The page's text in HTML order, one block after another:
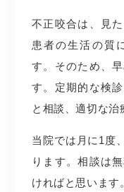
不正咬合は、見
患者の生活の質
す。そのため、
す。定期的な検
と相談、適切な治
当院では月に1度
ります。相談は
ければと思います